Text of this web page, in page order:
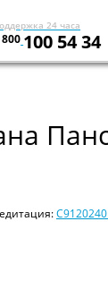
24 часа
100 54 34